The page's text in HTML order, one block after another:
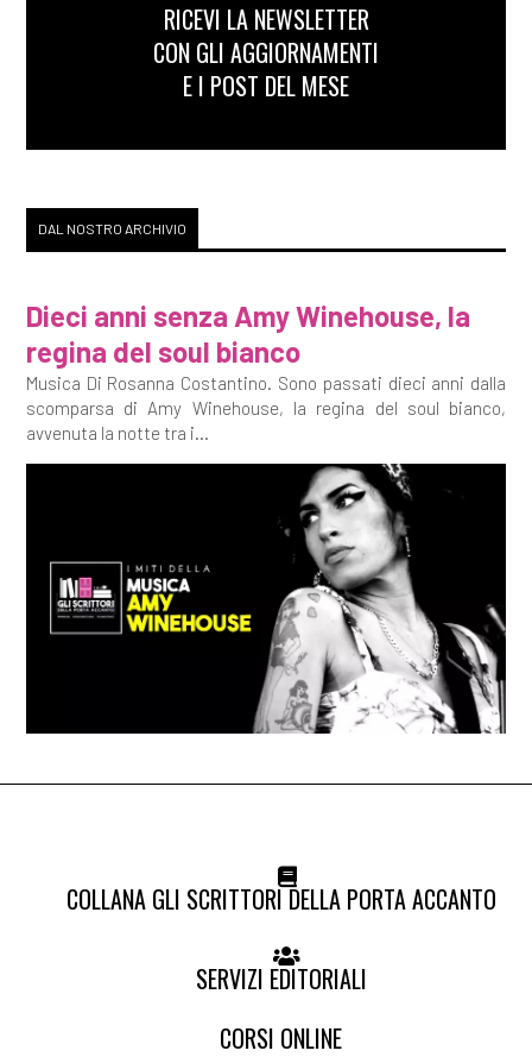
RICEVI LA NEWSLETTER
CON GLI AGGIORNAMENTI
E I POST DEL MESE
DAL NOSTRO ARCHIVIO
Dieci anni senza Amy Winehouse, la
regina del soul bianco
Musica Di Rosanna Costantino. Sono passati dieci anni dalla
scomparsa di Amy Winehouse, la regina del soul bianco,
avvenuta la notte tra i...
COLLANA GLI SCRITTORI DELLA PORTA ACCANTO
SERVIZI EDITORIALI
CORSI ONLINE